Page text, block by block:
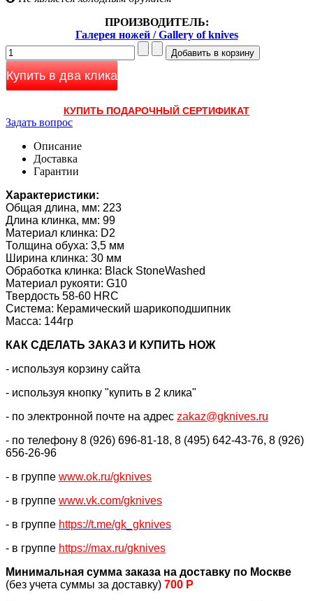
ПРОИЗВОДИТЕЛЬ:
Галерея ножей / Gallery of knives
Купить в два клика
КУПИТЬ ПОДАРОЧНЫЙ СЕРТИФИКАТ
Задать вопрос
Описание
Доставка
Гарантии
Характеристики:
Общая длина, мм: 223
Длина клинка, мм: 99
Материал клинка: D2
Толщина обуха: 3,5 мм
Ширина клинка: 30 мм
Обработка клинка: Black StoneWashed
Материал рукояти: G10
Твердость 58-60 HRC
Система: Керамический шарикоподшипник
Масса: 144гр
КАК CДЕЛАТЬ ЗАКАЗ И КУПИТЬ НОЖ
- используя корзину сайта
- используя кнопку "купить в 2 клика"
- по электронной почте на адрес zakaz@gknives.ru
- по телефону 8 (926) 696-81-18, 8 (495) 642-43-76, 8 (926)
656-26-96
- в группе www.ok.ru/gknives
- в группе www.vk.com/gknives
- в группе https://t.me/gk_gknives
- в группе https://max.ru/gknives
Минимальная сумма заказа на доставку по Москве
(без учета суммы за доставку) 700 Р